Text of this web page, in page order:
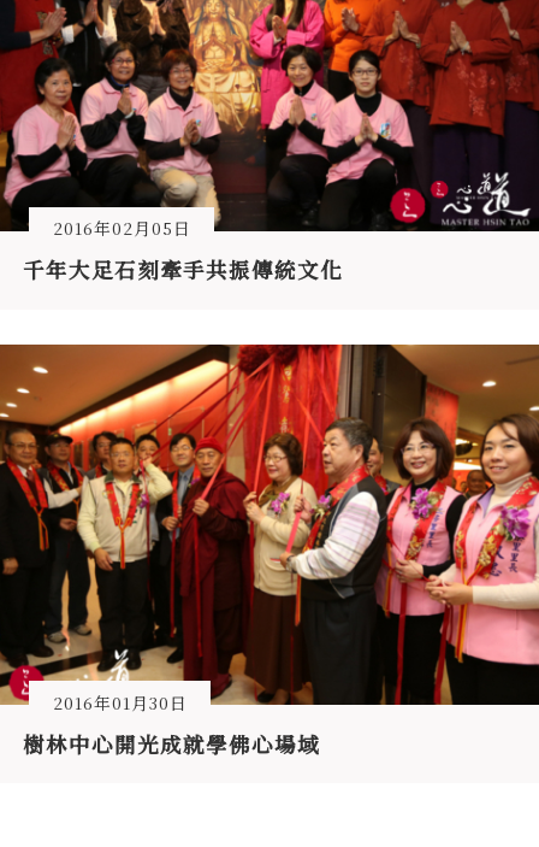
2016年02月05日
千年大足石刻牽手共振傳統文化
2016年01月30日
樹林中心開光成就學佛心場域